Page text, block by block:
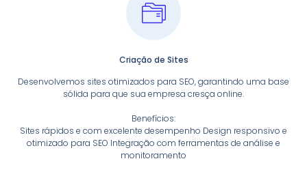
Criação de Sites
Desenvolvemos sites otimizados para SEO, garantindo uma base
sólida para que sua empresa cresça online.
Benefícios:
Sites rápidos e com excelente desempenho Design responsivo e
otimizado para SEO Integração com ferramentas de análise e
monitoramento